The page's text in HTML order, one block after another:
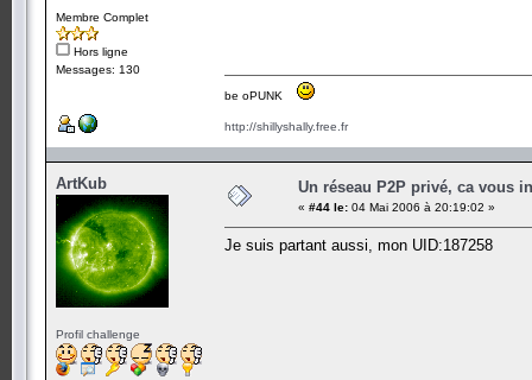
Membre Complet
Hors ligne
Messages: 130
be oPUNK
http://shillyshally.free.fr
ArtKub
Profil challenge
Un réseau P2P privé, ca vous
« #44 le: 04 Mai 2006 à 20:19:02 »
Je suis partant aussi, mon UID:187258